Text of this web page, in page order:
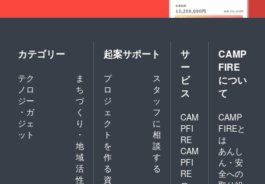
カテゴリー
テク
ノロ
ジー
・ガ
ジェ
ット
ま
ち
づ
く
り
・
地
域
活
性
起案サポート
プ
ロ
ジ
ェ
ク
ト
を
作
る
ス
タ
ッ
フ
に
相
談
す
る
資
サ
ー
ビ
ス
CAM
PFI
RE
CAM
PFI
RE
CAMP
FIRE
につい
て
CAMP
FIREと
は
あんし
ん・安
全への